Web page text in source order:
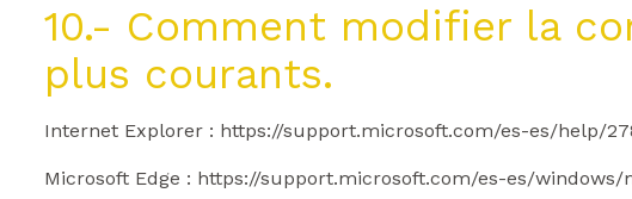
10.- Comment modifier la
plus courants.
Internet Explorer : https://support.microsoft.com/es-es/help/
Microsoft Edge : https://support.microsoft.com/es-es/